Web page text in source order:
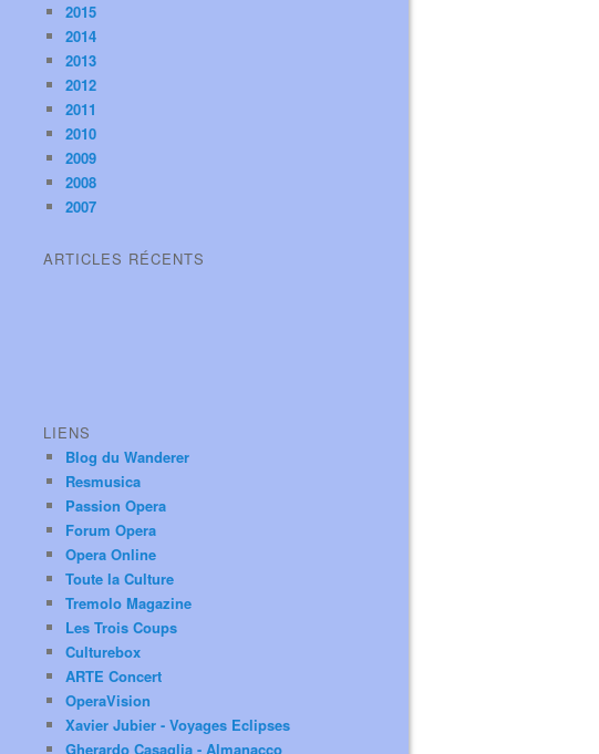
2015
2014
2013
2012
2011
2010
2009
2008
2007
ARTICLES RÉCENTS
LIENS
Blog du Wanderer
Resmusica
Passion Opera
Forum Opera
Opera Online
Toute la Culture
Tremolo Magazine
Les Trois Coups
Culturebox
ARTE Concert
OperaVision
Xavier Jubier - Voyages Eclipses
Gherardo Casaglia - Almanacco